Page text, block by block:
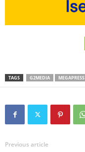
TAGS G2MEDIA MEGAPRESS
Previous article